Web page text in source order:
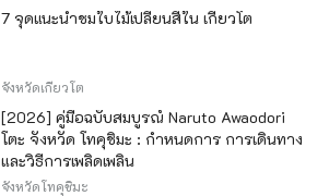
7 จุดแนะนำชมใบไม้เปลี่ยนสีใน เกียวโต
จังหวัดเกียวโต
[2026] คู่มือฉบับสมบูรณ์ Naruto Awaodori
โตะ จังหวัด โทคุชิมะ : กำหนดการ การเดินทาง
และวิธีการเพลิดเพลิน
จังหวัดโทคุชิมะ